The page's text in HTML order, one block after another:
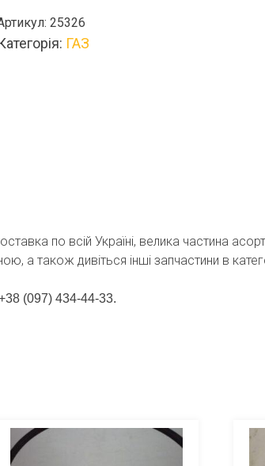
25326
ГАЗ
по всій Україні, велика частина
а також дивіться інші запчастини в
(097) 434-44-33.